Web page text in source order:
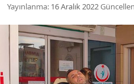
Yayınlanma: 16 Aralık 2022